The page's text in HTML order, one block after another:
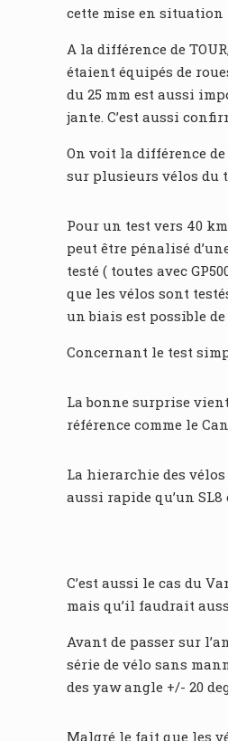
cette mise en
A la différence de
étaient équipés de
du 25 mm est aussi
jante. C’est aussi
On voit la différence de
sur plusieurs vélos du
Pour un test vers 40
peut être pénalisé
testé ( toutes avec
que les vélos sont
un biais est possible
Concernant le test
La bonne surprise
référence comme le
La hierarchie des
aussi rapide qu’un
C’est aussi le cas du
mais qu’il faudrait
Avant de passer sur
série de vélo sans
des yaw angle +/- 20
Malgré le fait que les